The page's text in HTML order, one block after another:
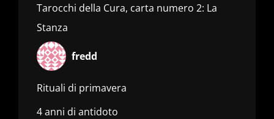
Tarocchi della Cura, carta numero 2: La
Stanza
fredd
Rituali di primavera
4 anni di antidoto